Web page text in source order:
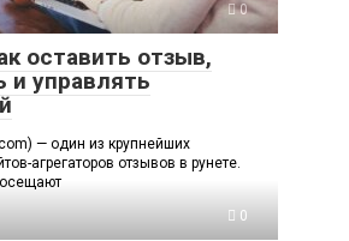
0
оставить отзыв,
и управлять
— один из крупнейших
агрегаторов отзывов в рунете.
0